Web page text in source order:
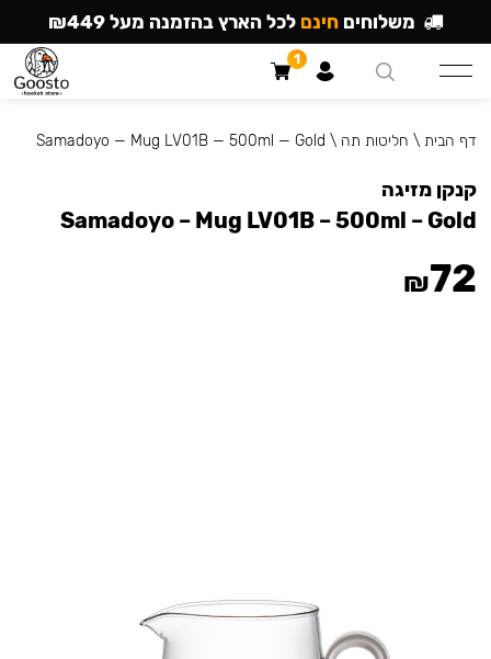
דף הבית \ חליטות תה \
Samadoyo — Mug LV01B — 500ml — Gold
קנקן מזיגה
Samadoyo – Mug LV01B – 500ml – Gold
₪72
משלוחים חינם לכל הארץ בהזמנה מעל ₪449
1